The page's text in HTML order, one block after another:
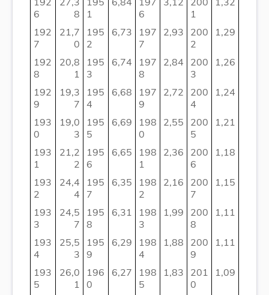
6
8
1
6
1
192
7
21,7
0
195
2
6,73
197
7
2,93
200
2
1,29
192
8
20,8
1
195
3
6,74
197
8
2,84
200
3
1,26
192
9
19,3
7
195
4
6,68
197
9
2,72
200
4
1,24
193
0
19,0
3
195
5
6,69
198
0
2,55
200
5
1,21
193
1
21,2
2
195
6
6,65
198
1
2,36
200
6
1,18
193
2
24,4
4
195
7
6,35
198
2
2,16
200
7
1,15
193
3
24,5
7
195
8
6,31
198
3
1,99
200
8
1,11
193
4
25,5
3
195
9
6,29
198
4
1,88
200
9
1,11
193
5
26,0
1
196
0
6,27
198
5
1,83
201
0
1,09